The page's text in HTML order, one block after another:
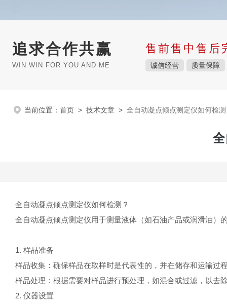
追求合作共赢
WIN WIN FOR YOU AND ME
售前售中售后
诚信经营 质量保障
当前位置： 首页 > 技术文章 > 全自动凝点倾点测定仪如何检
全自动凝点倾点测定仪如何检测？
全自动凝点倾点测定仪用于测量液体（如石油产品或润滑油）
1. 样品准备
样品收集：确保样品在取样时是代表性的，并在储存和运输过
样品处理：根据需要对样品进行预处理，如混合或过滤，以去
2. 仪器设置